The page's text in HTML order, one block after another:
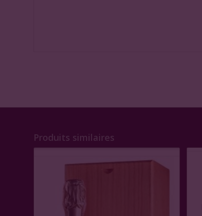
Produits similaires